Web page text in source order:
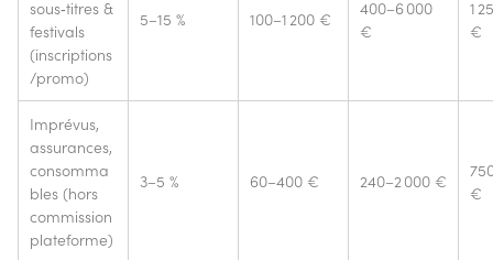
sous‑titres &
festivals
(inscriptions
/promo)
5–15 % 100–1 200 €
400–6 000
€
1
€
Imprévus,
assurances,
consomma
bles (hors
commission
plateforme)
3–5 % 60–400 € 240–2 000 €
€